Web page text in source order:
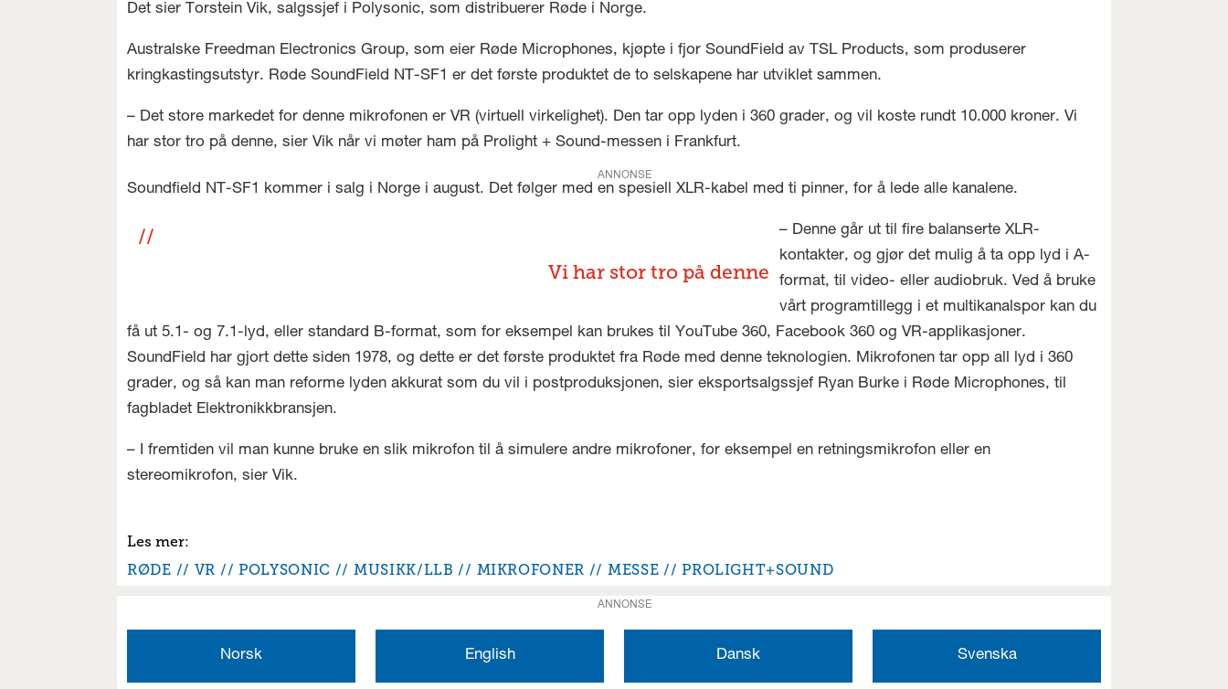
Det sier Torstein Vik, salgssjef i Polysonic, som distribuerer Røde i Norge.
Australske Freedman Electronics Group, som eier Røde Microphones, kjøpte i fjor SoundField av TSL Products, som produserer
kringkastingsutstyr. Røde SoundField NT-SF1 er det første produktet de to selskapene har utviklet sammen.
– Det store markedet for denne mikrofonen er VR (virtuell virkelighet). Den tar opp lyden i 360 grader, og vil koste rundt 10.000 kroner. Vi
har stor tro på denne, sier Vik når vi møter ham på Prolight + Sound-messen i Frankfurt.
ANNONSE
Soundfield NT-SF1 kommer i salg i Norge i august. Det følger med en spesiell XLR-kabel med ti pinner, for å lede alle kanalene.
Vi har stor tro på denne
– Denne går ut til fire balanserte XLR-
kontakter, og gjør det mulig å ta opp lyd i A-
format, til video- eller audiobruk. Ved å bruke
vårt programtillegg i et multikanalspor kan du
få ut 5.1- og 7.1-lyd, eller standard B-format, som for eksempel kan brukes til YouTube 360, Facebook 360 og VR-applikasjoner.
SoundField har gjort dette siden 1978, og dette er det første produktet fra Røde med denne teknologien. Mikrofonen tar opp all lyd i 360
grader, og så kan man reforme lyden akkurat som du vil i postproduksjonen, sier eksportsalgssjef Ryan Burke i Røde Microphones, til
fagbladet Elektronikkbransjen.
– I fremtiden vil man kunne bruke en slik mikrofon til å simulere andre mikrofoner, for eksempel en retningsmikrofon eller en
stereomikrofon, sier Vik.
RØDE VR POLYSONIC MUSIKK/LLB MIKROFONER MESSE PROLIGHT+SOUND
ANNONSE
Norsk English Dansk Svenska